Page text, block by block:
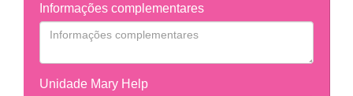
Informações complementares
Unidade Mary Help